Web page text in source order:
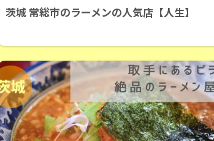
茨城 常総市のラーメンの人気店【人生】